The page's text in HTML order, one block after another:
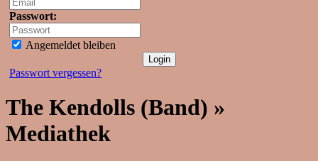
Passwort:
Angemeldet bleiben
Passwort vergessen?
The Kendolls (Band) »
Mediathek